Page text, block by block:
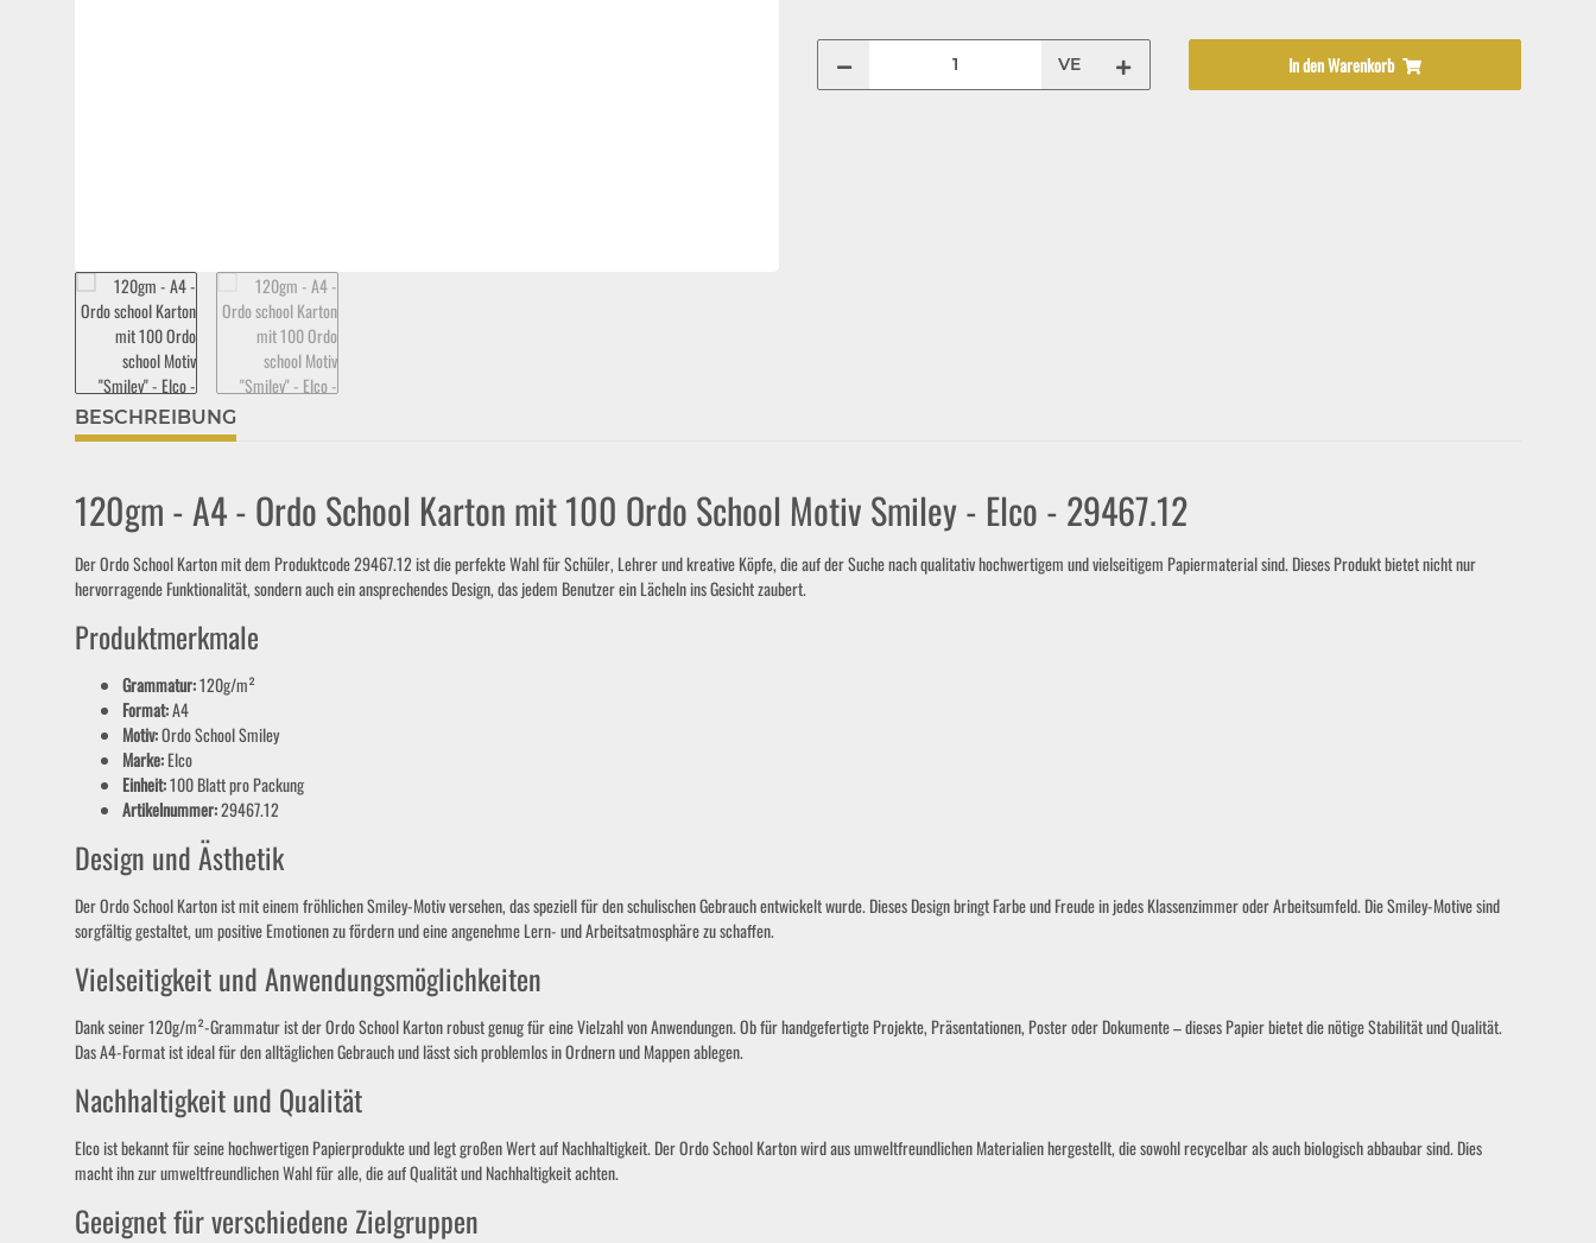
VE In den Warenkorb
BESCHREIBUNG
120gm - A4 - Ordo School Karton mit 100 Ordo School Motiv Smiley - Elco - 29467.12
Der Ordo School Karton mit dem Produktcode 29467.12 ist die perfekte Wahl für Schüler, Lehrer und kreative Köpfe, die auf der Suche nach qualitativ hochwertigem und vielseitigem Papiermaterial sind. Dieses Produkt bietet nicht nur
hervorragende Funktionalität, sondern auch ein ansprechendes Design, das jedem Benutzer ein Lächeln ins Gesicht zaubert.
Produktmerkmale
Grammatur:120g/m²
Format:A4
Motiv:Ordo School Smiley
Marke:Elco
Einheit:100 Blatt pro Packung
Artikelnummer:29467.12
Design und Ästhetik
Der Ordo School Karton ist mit einem fröhlichen Smiley-Motiv versehen, das speziell für den schulischen Gebrauch entwickelt wurde. Dieses Design bringt Farbe und Freude in jedes Klassenzimmer oder Arbeitsumfeld. Die Smiley-Motive sind
sorgfältig gestaltet, um positive Emotionen zu fördern und eine angenehme Lern- und Arbeitsatmosphäre zu schaffen.
Vielseitigkeit und Anwendungsmöglichkeiten
Dank seiner 120g/m²-Grammatur ist der Ordo School Karton robust genug für eine Vielzahl von Anwendungen. Ob für handgefertigte Projekte, Präsentationen, Poster oder Dokumente – dieses Papier bietet die nötige Stabilität und Qualität.
Das A4-Format ist ideal für den alltäglichen Gebrauch und lässt sich problemlos in Ordnern und Mappen ablegen.
Nachhaltigkeit und Qualität
Elco ist bekannt für seine hochwertigen Papierprodukte und legt großen Wert auf Nachhaltigkeit. Der Ordo School Karton wird aus umweltfreundlichen Materialien hergestellt, die sowohl recycelbar als auch biologisch abbaubar sind. Dies
macht ihn zur umweltfreundlichen Wahl für alle, die auf Qualität und Nachhaltigkeit achten.
Geeignet für verschiedene Zielgruppen